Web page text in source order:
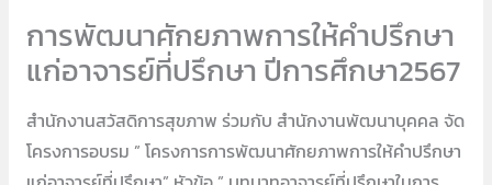
การพัฒนาศักยภาพการให้คำปรึกษา
แก่อาจารย์ที่ปรึกษา ปีการศึกษา2567
สำนักงานสวัสดิการสุขภาพ ร่วมกับ สำนักงานพัฒนาบุคคล จัด
โครงการอบรม ” โครงการการพัฒนาศักยภาพการให้คำปรึกษา